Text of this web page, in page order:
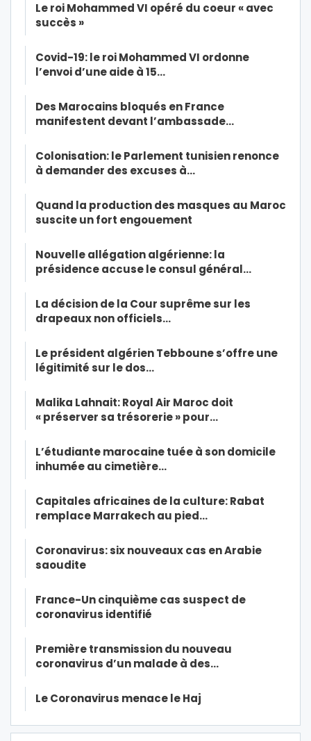
Le roi Mohammed VI opéré du coeur « avec
succès »
Covid-19: le roi Mohammed VI ordonne
l’envoi d’une aide à 15…
Des Marocains bloqués en France
manifestent devant l’ambassade…
Colonisation: le Parlement tunisien renonce
à demander des excuses à…
Quand la production des masques au Maroc
suscite un fort engouement
Nouvelle allégation algérienne: la
présidence accuse le consul général…
La décision de la Cour suprême sur les
drapeaux non officiels…
Le président algérien Tebboune s’offre une
légitimité sur le dos…
Malika Lahnait: Royal Air Maroc doit
« préserver sa trésorerie » pour…
L’étudiante marocaine tuée à son domicile
inhumée au cimetière…
Capitales africaines de la culture: Rabat
remplace Marrakech au pied…
Coronavirus: six nouveaux cas en Arabie
saoudite
France-Un cinquième cas suspect de
coronavirus identifié
Première transmission du nouveau
coronavirus d’un malade à des…
Le Coronavirus menace le Haj